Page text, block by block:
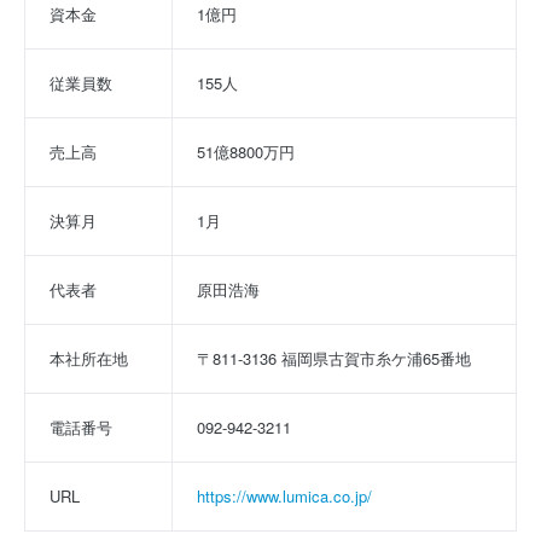
資本金 1億円
従業員数 155人
売上高 51億8800万円
決算月 1月
代表者 原田浩海
本社所在地 〒811-3136 福岡県古賀市糸ケ浦65番地
電話番号 092-942-3211
URL https://www.lumica.co.jp/